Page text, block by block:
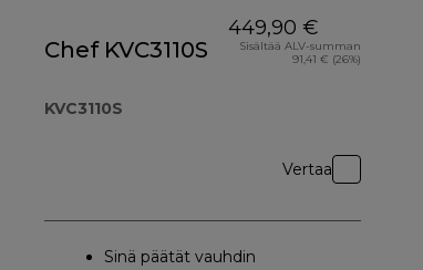
Chef KVC3110S
KVC3110S
449,90 €
Sisältää ALV-summan
91,41 € (26%)
Vertaa
Sinä päätät vauhdin